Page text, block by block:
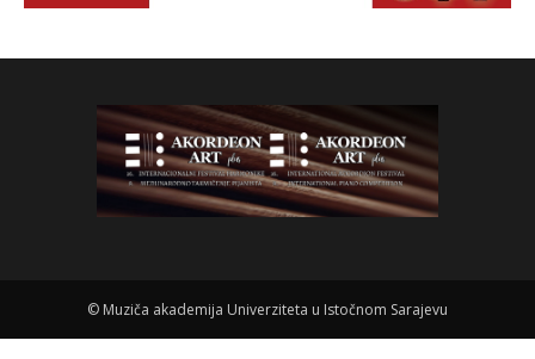
© Muziča akademija Univerziteta u Istočnom Sarajevu